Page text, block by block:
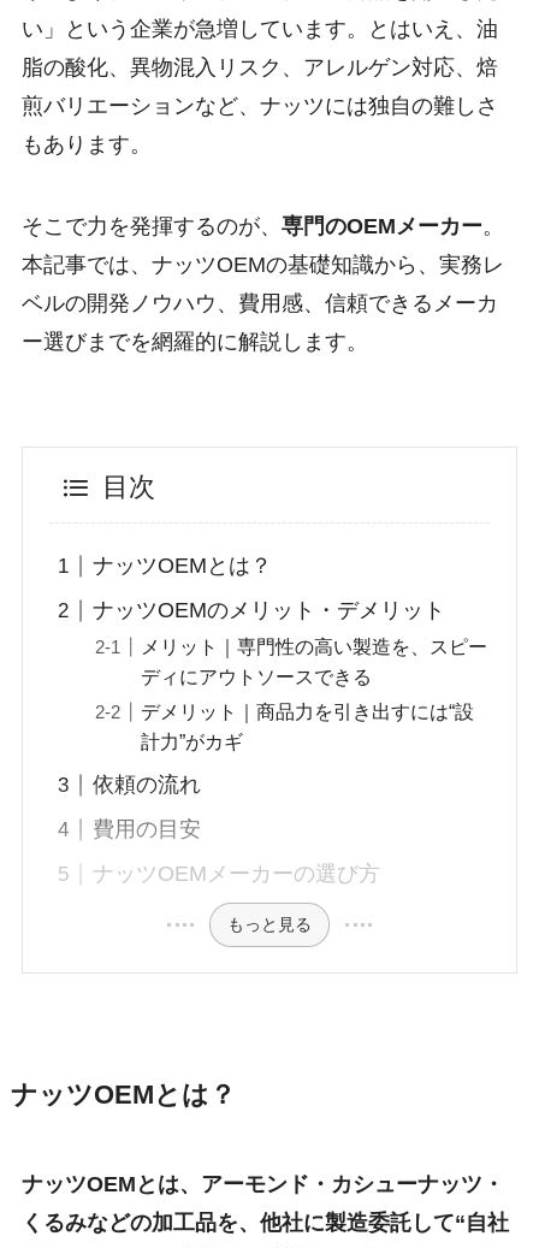
い」という企業が急増しています。とはいえ、油
脂の酸化、異物混入リスク、アレルゲン対応、焙
煎バリエーションなど、ナッツには独自の難しさ
もあります。
そこで力を発揮するのが、 専門のOEMメーカー。
本記事では、ナッツOEMの基礎知識から、実務レ
ベルの開発ノウハウ、費用感、信頼できるメーカ
ー選びまでを網羅的に解説します。
目次
ナッツOEMとは？
ナッツOEMのメリット・デメリット
メリット｜専門性の高い製造を、スピー
ディにアウトソースできる
デメリット｜商品力を引き出すには“設
計力”がカギ
依頼の流れ
費用の目安
ナッツOEMメーカーの選び方
もっと見る
ナッツOEMとは？
ナッツOEMとは、アーモンド・カシューナッツ・
くるみなどの加工品を、他社に製造委託して“自社